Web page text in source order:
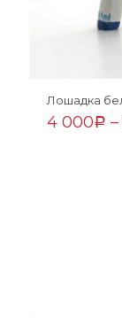
Лошадка
4 000Р –